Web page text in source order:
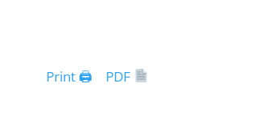
Print 🖨 PDF